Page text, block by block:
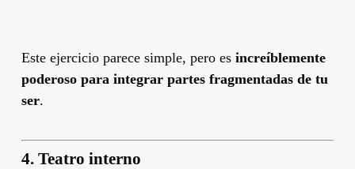
Este ejercicio parece simple, pero es increíblemente
poderoso para integrar partes fragmentadas de tu
ser.
4. Teatro interno